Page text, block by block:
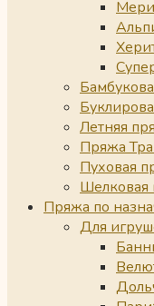
Летняя
Пряжа
Пуховая
Шелковая
Пряжа по
Для